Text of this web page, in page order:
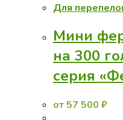
Для
Мини
на 300
серия
от 57 500 ₽